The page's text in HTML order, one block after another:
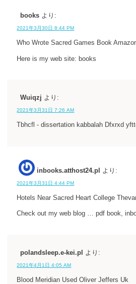
books より:
2021年3月30日 8:44 PM
Who Wrote Sacred Games Book
Here is my web site: books
Wuiqzj より:
2021年3月31日 7:26 AM
Tbhcfl - dissertation kabbalah Dfxrxd
inbooks.atthost24.pl より:
2021年3月31日 4:44 PM
Hotels Near Sacred Heart College
Check out my web blog … pdf book,
polandsleep.e-kei.pl より:
2021年4月1日 4:05 AM
Blood Meridian Used Oliver Jeffers Uk